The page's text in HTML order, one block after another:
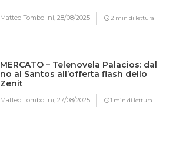
Matteo Tombolini,28/08/2025 2 min di lettura
MERCATO – Telenovela Palacios: dal
no al Santos all’offerta flash dello
Zenit
Matteo Tombolini,27/08/2025 1 min di lettura